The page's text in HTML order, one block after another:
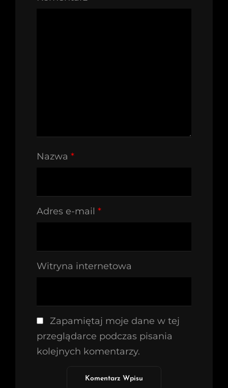
Nazwa *
Adres e-mail *
Witryna internetowa
Zapamiętaj moje dane w tej
przeglądarce podczas pisania
kolejnych komentarzy.